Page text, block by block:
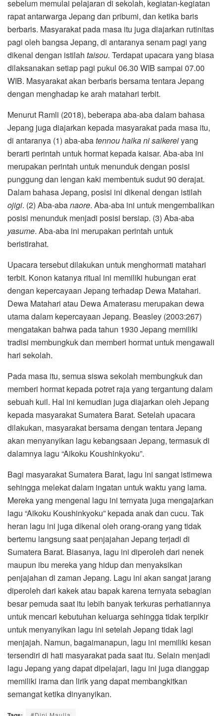
sebelum memulai pelajaran di sekolah, kegiatan-kegiatan
rapat antarwarga Jepang dan pribumi, dan ketika baris
berbaris. Masyarakat pada masa itu juga diajarkan rutinitas
pagi oleh bangsa Jepang, di antaranya senam pagi yang
dikenal dengan istilah taisou. Terdapat upacara yang biasa
dilaksanakan setiap pagi pukul 06.30 WIB sampai 07.00
WIB. Masyarakat akan berbaris bersama tentara Jepang
dengan menghadap ke arah matahari terbit.
Menurut Ramli (2018), beberapa aba-aba dalam bahasa
Jepang juga diajarkan kepada masyarakat pada masa itu,
di antaranya (1) aba-abatennou haika ni saikereiyang
berarti perintah untuk hormat kepada kaisar. Aba-aba ini
merupakan perintah untuk menunduk dengan posisi
punggung dan lengan kaki membentuk sudut 90 derajat.
Dalam bahasa Jepang, posisi ini dikenal dengan istilah
ojigi. (2) Aba-abanaore. Aba-aba ini untuk mengembalikan
posisi menunduk menjadi posisi bersiap. (3) Aba-aba
yasume. Aba-aba ini merupakan perintah untuk
beristirahat.
Upacara tersebut dilakukan untuk menghormati matahari
terbit. Konon katanya ritual ini memiliki hubungan erat
dengan kepercayaan Jepang terhadap Dewa Matahari.
Dewa Matahari atau Dewa Amaterasu merupakan dewa
utama dalam kepercayaan Jepang. Beasley (2003:267)
mengatakan bahwa pada tahun 1930 Jepang memiliki
tradisi membungkuk dan memberi hormat untuk mengawali
hari sekolah.
Pada masa itu, semua siswa sekolah membungkuk dan
memberi hormat kepada potret raja yang tergantung dalam
sebuah kuil. Hal ini kemudian juga diajarkan oleh Jepang
kepada masyarakat Sumatera Barat. Setelah upacara
dilakukan, masyarakat bersama dengan tentara Jepang
akan menyanyikan lagu kebangsaan Jepang, termasuk di
dalamnya lagu “Aikoku Koushinkyoku”.
Bagi masyarakat Sumatera Barat, lagu ini sangat istimewa
sehingga melekat dalam ingatan untuk waktu yang lama.
Mereka yang mengenal lagu ini ternyata juga mengajarkan
lagu “Aikoku Koushinkyoku” kepada anak dan cucu. Tak
heran lagu ini juga dikenal oleh orang-orang yang tidak
bertemu langsung saat penjajahan Jepang terjadi di
Sumatera Barat. Biasanya, lagu ini diperoleh dari nenek
maupun ibu mereka yang hidup dan menyaksikan
penjajahan di zaman Jepang. Lagu ini akan sangat jarang
diperoleh dari kakek atau bapak karena ternyata sebagian
besar pemuda saat itu lebih banyak terkuras perhatiannya
untuk mencari kebutuhan keluarga sehingga tidak terpikir
untuk menyanyikan lagu ini setelah Jepang tidak lagi
menjajah. Namun, bagaimanapun, lagu ini memiliki kesan
tersendiri di hati masyarakat pada saat itu. Selain menjadi
lagu Jepang yang dapat dipelajari, lagu ini juga dianggap
memiliki irama dan lirik yang dapat membangkitkan
semangat ketika dinyanyikan.